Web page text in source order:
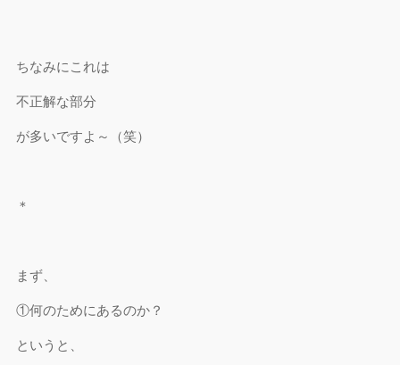
ちなみにこれは
不正解な部分
が多いですよ～（笑）
＊
まず、
①何のためにあるのか？
というと、